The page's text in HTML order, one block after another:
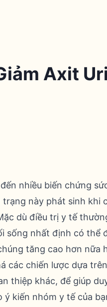
Axit
nhiều biến chứng
này phát sinh khi
dù điều trị y tế
sống nhất định có thể
tăng cao hơn nữa
các chiến lược dựa
thiệp khác, để giúp
kiến ​​nhóm y tế của